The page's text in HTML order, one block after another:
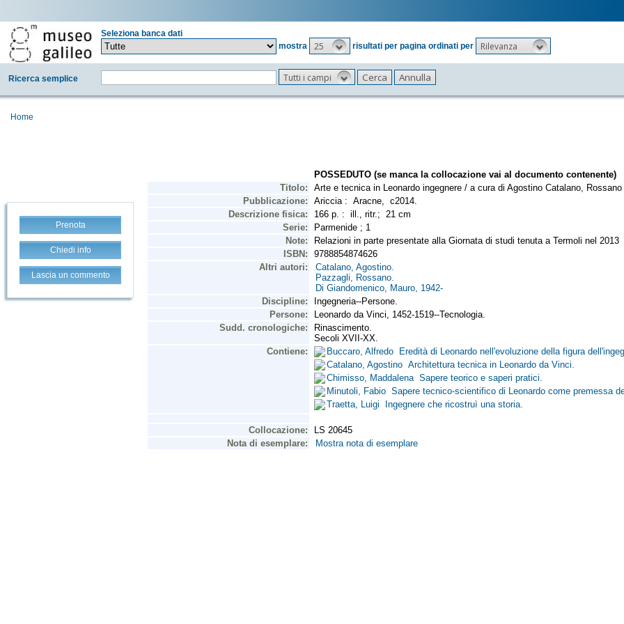
Seleziona banca dati
mostra
25 risultati per pagina ordinati per Rilevanza
Ricerca semplice Tutti i campi
Home
Prenota
Chiedi info
Lascia un commento